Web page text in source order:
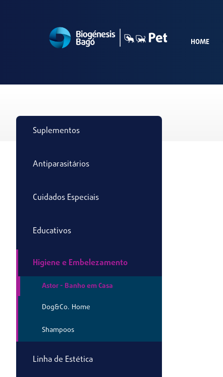
HOME
Suplementos
Antiparasitários
Cuidados Especiais
Educativos
Higiene e Embelezamento
Astor - Banho em Casa
Dog&Co. Home
Shampoos
Linha de Estética